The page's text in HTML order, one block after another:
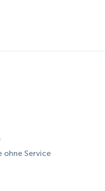
ohne Service